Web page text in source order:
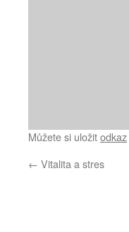
Můžete si uložitodkaz
← Vitalita a stres